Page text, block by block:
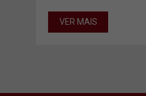
VER MAIS